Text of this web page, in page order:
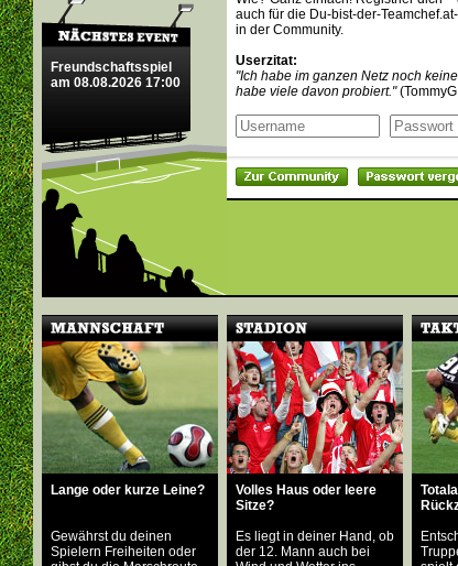
Freundschaftsspiel
am 08.08.2026 17:00
auch für die Du-bist-der-
in der Community.
Userzitat:
"Ich habe im ganzen Netz noch
habe viele davon probiert."
Lange oder kurze Leine?
Gewährst du deinen
Spielern Freiheiten oder
Volles Haus oder leere
Sitze?
Es liegt in deiner Hand, ob
der 12. Mann auch bei